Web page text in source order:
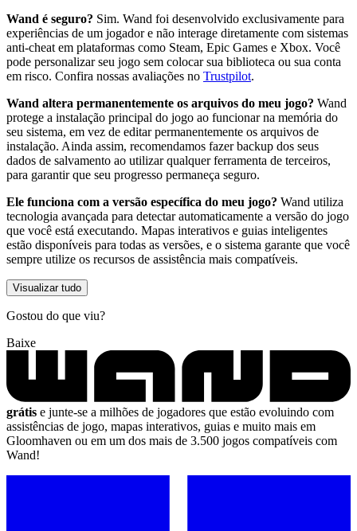
Wand é seguro? Sim. Wand foi desenvolvido exclusivamente para
experiências de um jogador e não interage diretamente com sistemas
anti-cheat em plataformas como Steam, Epic Games e Xbox. Você
pode personalizar seu jogo sem colocar sua biblioteca ou sua conta
em risco. Confira nossas avaliações no Trustpilot.
Wand altera permanentemente os arquivos do meu jogo? Wand
protege a instalação principal do jogo ao funcionar na memória do
seu sistema, em vez de editar permanentemente os arquivos de
instalação. Ainda assim, recomendamos fazer backup dos seus
dados de salvamento ao utilizar qualquer ferramenta de terceiros,
para garantir que seu progresso permaneça seguro.
Ele funciona com a versão específica do meu jogo? Wand utiliza
tecnologia avançada para detectar automaticamente a versão do jogo
que você está executando. Mapas interativos e guias inteligentes
estão disponíveis para todas as versões, e o sistema garante que você
sempre utilize os recursos de assistência mais compatíveis.
Visualizar tudo
Gostou do que viu?
Baixe
grátis e junte-se a milhões de jogadores que estão evoluindo com
assistências de jogo, mapas interativos, guias e muito mais em
Gloomhaven ou em um dos mais de 3.500 jogos compatíveis com
Wand!